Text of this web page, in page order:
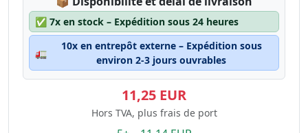
✅ 7x en stock – Expédition sous 24 heures
🚛
10x en entrepôt externe – Expédition sous
environ 2-3 jours ouvrables
11,25 EUR
Hors TVA, plus frais de port